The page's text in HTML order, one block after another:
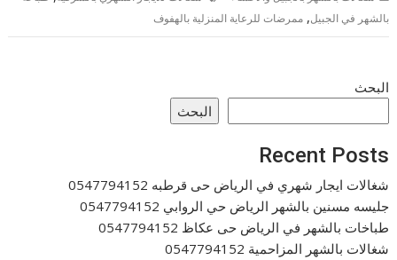
بالشهر في الجبيل,ممرضات للرعاية المنزلية بالهفوف
البحث
البحث
Recent Posts
شغالات ايجار شهري في الرياض حى قرطبه 0547794152
جليسه مسنين بالشهر الرياض حي الروابي 0547794152
طباخات بالشهر في الرياض حى عكاظ 0547794152
شغالات بالشهر المزاحمية 0547794152